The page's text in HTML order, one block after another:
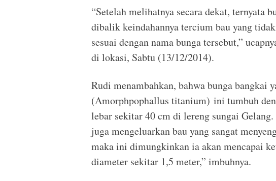
“Setelah melihatnya secara dekat, ternyata
dibalik keindahannya tercium bau yang
sesuai dengan nama bunga tersebut,”
di lokasi, Sabtu (13/12/2014).
Rudi menambahkan, bahwa bunga
(Amorphpophallus titanium) ini tumbuh
lebar sekitar 40 cm di lereng sungai
juga mengeluarkan bau yang sangat
maka ini dimungkinkan ia akan mencapai
diameter sekitar 1,5 meter,” imbuhnya.